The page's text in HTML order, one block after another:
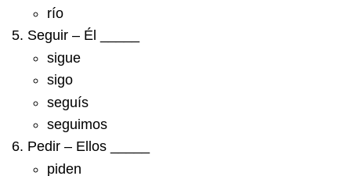
río
Seguir – Él _____
sigue
sigo
seguís
seguimos
Pedir – Ellos _____
piden